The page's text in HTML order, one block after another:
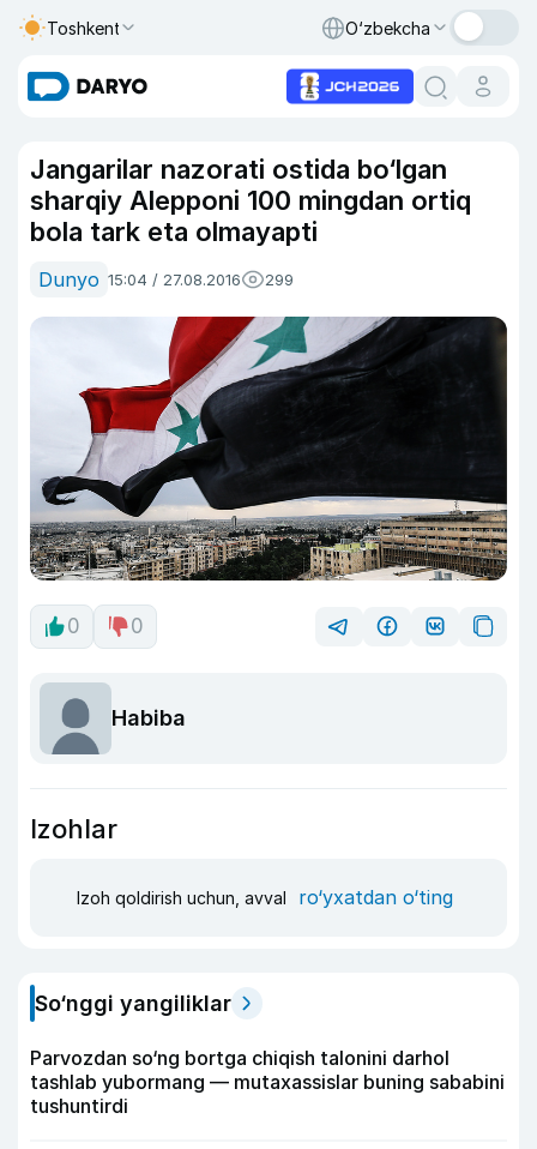
Toshkent O‘zbekcha
Jangarilar nazorati ostida bo‘lgan
sharqiy Alepponi 100 mingdan ortiq
bola tark eta olmayapti
Dunyo 15:04 / 27.08.2016 299
0 0
Habiba
Izohlar
Izoh qoldirish uchun, avval ro‘yxatdan o‘ting
So‘nggi yangiliklar
Parvozdan so‘ng bortga chiqish talonini darhol
tashlab yubormang — mutaxassislar buning sababini
tushuntirdi